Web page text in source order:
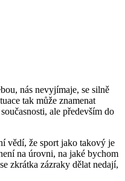
nás nevyjímaje, se silně
tak může znamenat
ale především do
vědí, že sport jako takový je
na úrovni, na jaké bychom
zkrátka zázraky dělat nedají,